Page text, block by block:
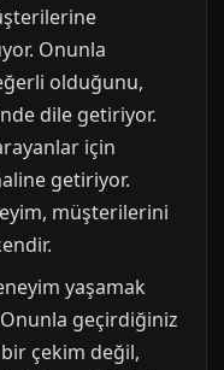
Onunla
olduğunu,
dile getiriyor.
için
getiriyor.
müşterilerini
yaşamak
geçirdiğiniz
çekim değil,